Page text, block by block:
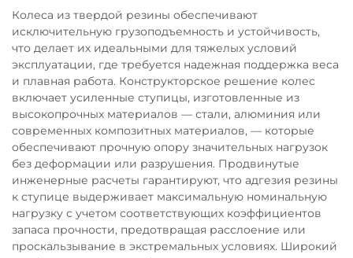
Колеса из твердой резины обеспечивают
исключительную грузоподъемность и устойчивость,
что делает их идеальными для тяжелых условий
эксплуатации, где требуется надежная поддержка веса
и плавная работа. Конструкторское решение колес
включает усиленные ступицы, изготовленные из
высокопрочных материалов — стали, алюминия или
современных композитных материалов, — которые
обеспечивают прочную опору значительных нагрузок
без деформации или разрушения. Продвинутые
инженерные расчеты гарантируют, что адгезия резины
к ступице выдерживает максимальную номинальную
нагрузку с учетом соответствующих коэффициентов
запаса прочности, предотвращая расслоение или
проскальзывание в экстремальных условиях. Широкий